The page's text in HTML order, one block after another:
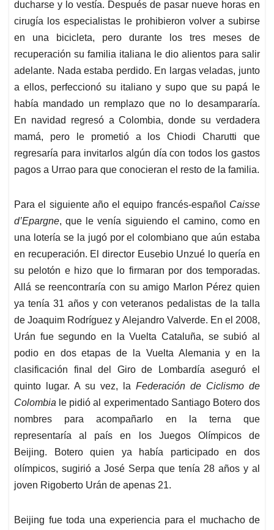
ducharse y lo vestía. Después de pasar nueve horas en
cirugía los especialistas le prohibieron volver a subirse
en una bicicleta, pero durante los tres meses de
recuperación su familia italiana le dio alientos para salir
adelante. Nada estaba perdido. En largas veladas, junto
a ellos, perfeccionó su italiano y supo que su papá le
había mandado un remplazo que no lo desampararía.
En navidad regresó a Colombia, donde su verdadera
mamá, pero le prometió a los Chiodi Charutti que
regresaría para invitarlos algún día con todos los gastos
pagos a Urrao para que conocieran el resto de la familia.
Para el siguiente año el equipo francés-español Caisse
d’Epargne, que le venía siguiendo el camino, como en
una lotería se la jugó por el colombiano que aún estaba
en recuperación. El director Eusebio Unzué lo quería en
su pelotón e hizo que lo firmaran por dos temporadas.
Allá se reencontraría con su amigo Marlon Pérez quien
ya tenía 31 años y con veteranos pedalistas de la talla
de Joaquim Rodríguez y Alejandro Valverde. En el 2008,
Urán fue segundo en la Vuelta Cataluña, se subió al
podio en dos etapas de la Vuelta Alemania y en la
clasificación final del Giro de Lombardía aseguró el
quinto lugar. A su vez, la Federación de Ciclismo de
Colombia le pidió al experimentado Santiago Botero dos
nombres para acompañarlo en la terna que
representaría al país en los Juegos Olímpicos de
Beijing. Botero quien ya había participado en dos
olímpicos, sugirió a José Serpa que tenía 28 años y al
joven Rigoberto Urán de apenas 21.
Beijing fue toda una experiencia para el muchacho de